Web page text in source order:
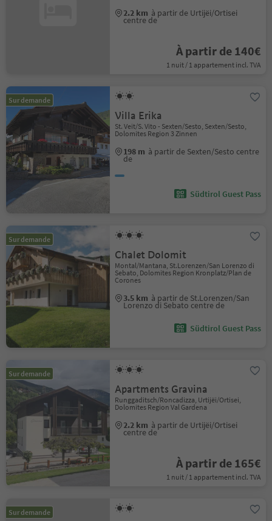
2.2 km à partir de Urtijëi/Ortisei
centre de
À partir de 140€
1 nuit / 1 appartement incl. TVA
Sur demande
Villa Erika
St. Veit/S. Vito - Sexten/Sesto, Sexten/Sesto,
Dolomites Region 3 Zinnen
198 m à partir de Sexten/Sesto centre
de
Südtirol Guest Pass
Sur demande
Chalet Dolomit
Montal/Mantana, St.Lorenzen/San Lorenzo di
Sebato, Dolomites Region Kronplatz/Plan de
Corones
3.5 km à partir de St.Lorenzen/San
Lorenzo di Sebato centre de
Südtirol Guest Pass
Sur demande
Apartments Gravina
Runggaditsch/Roncadizza, Urtijëi/Ortisei,
Dolomites Region Val Gardena
2.2 km à partir de Urtijëi/Ortisei
centre de
À partir de 165€
1 nuit / 1 appartement incl. TVA
Sur demande